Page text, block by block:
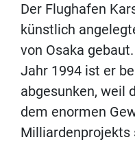
Der Flughafen
künstlich
von Osaka
Jahr 1994 ist er
abgesunken, weil
dem enormen
Milliardenprojekts